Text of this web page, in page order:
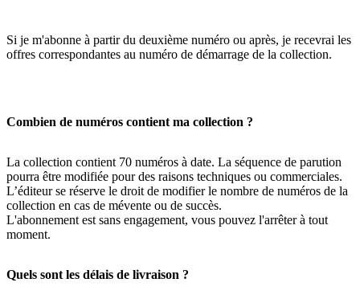
Si je m'abonne à partir du deuxième numéro ou après, je recevrai les
offres correspondantes au numéro de démarrage de la collection.
Combien de numéros contient ma collection ?
La collection contient 70 numéros à date. La séquence de parution
pourra être modifiée pour des raisons techniques ou commerciales.
L’éditeur se réserve le droit de modifier le nombre de numéros de la
collection en cas de mévente ou de succès.
L'abonnement est sans engagement, vous pouvez l'arrêter à tout
moment.
Quels sont les délais de livraison ?